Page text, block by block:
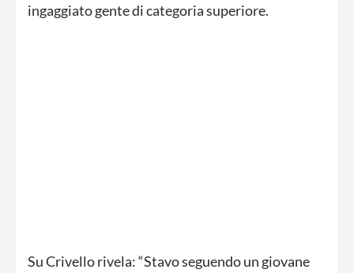
ingaggiato gente di categoria superiore.
Su Crivello rivela: “Stavo seguendo un giovane